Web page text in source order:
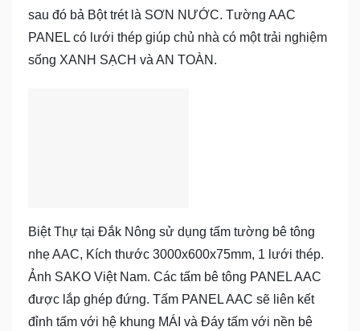
sau đó bả Bột trét là SƠN NƯỚC. Tường AAC
PANEL có lưới thép giúp chủ nhà có một trải nghiệm
sống XANH SẠCH và AN TOÀN.
Biệt Thự tại Đắk Nông sử dụng tấm tường bê tông
nhẹ AAC, Kích thước 3000x600x75mm, 1 lưới thép.
Ảnh SAKO Việt Nam. Các tấm bê tông PANEL AAC
được lắp ghép đứng. Tấm PANEL AAC sẽ liên kết
đỉnh tấm với hệ khung MÁI và Đáy tấm với nền bê